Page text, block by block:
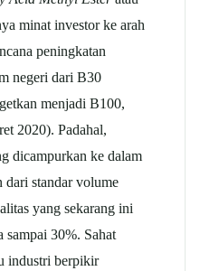
minat investor ke arah
peningkatan
negeri dari B30
menjadi B100,
2020). Padahal,
dicampurkan ke dalam
dari standar volume
yang sekarang ini
sampai 30%. Sahat
industri berpikir